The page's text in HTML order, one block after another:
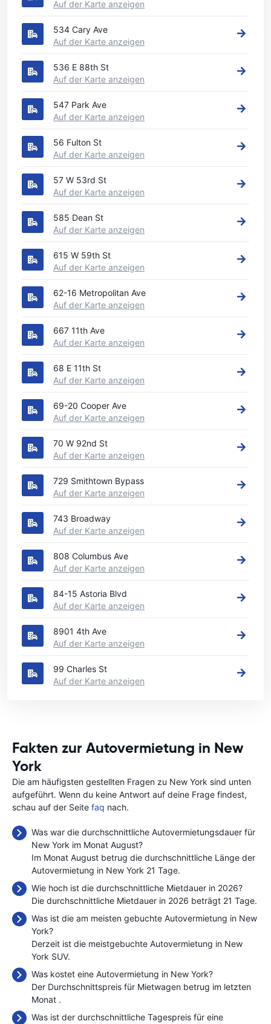
Auf der Karte anzeigen
534 Cary Ave
Auf der Karte anzeigen
536 E 88th St
Auf der Karte anzeigen
547 Park Ave
Auf der Karte anzeigen
56 Fulton St
Auf der Karte anzeigen
57 W 53rd St
Auf der Karte anzeigen
585 Dean St
Auf der Karte anzeigen
615 W 59th St
Auf der Karte anzeigen
62-16 Metropolitan Ave
Auf der Karte anzeigen
667 11th Ave
Auf der Karte anzeigen
68 E 11th St
Auf der Karte anzeigen
69-20 Cooper Ave
Auf der Karte anzeigen
70 W 92nd St
Auf der Karte anzeigen
729 Smithtown Bypass
Auf der Karte anzeigen
743 Broadway
Auf der Karte anzeigen
808 Columbus Ave
Auf der Karte anzeigen
84-15 Astoria Blvd
Auf der Karte anzeigen
8901 4th Ave
Auf der Karte anzeigen
99 Charles St
Auf der Karte anzeigen
Fakten zur Autovermietung in New
York
Die am häufigsten gestellten Fragen zu New York sind unten
aufgeführt. Wenn du keine Antwort auf deine Frage findest,
schau auf der Seite faq nach.
Was war die durchschnittliche Autovermietungsdauer für
New York im Monat August?
Im Monat August betrug die durchschnittliche Länge der
Autovermietung in New York 21 Tage.
Wie hoch ist die durchschnittliche Mietdauer in 2026?
Die durchschnittliche Mietdauer in 2026 beträgt 21 Tage.
Was ist die am meisten gebuchte Autovermietung in New
York?
Derzeit ist die meistgebuchte Autovermietung in New
York SUV.
Was kostet eine Autovermietung in New York?
Der Durchschnittspreis für Mietwagen betrug im letzten
Monat .
Was ist der durchschnittliche Tagespreis für eine